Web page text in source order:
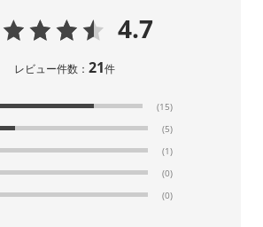
4.7
レビュー件数： 21件
(15)
(5)
(1)
(0)
(0)